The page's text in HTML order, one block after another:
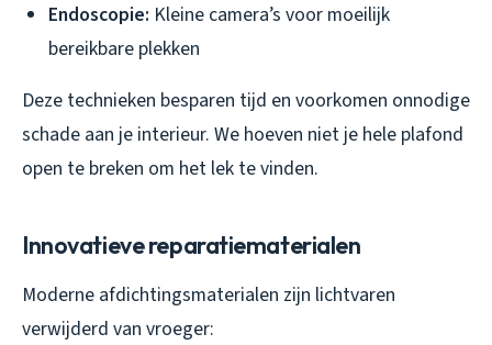
Endoscopie: Kleine camera’s voor moeilijk
bereikbare plekken
Deze technieken besparen tijd en voorkomen onnodige
schade aan je interieur. We hoeven niet je hele plafond
open te breken om het lek te vinden.
Innovatieve reparatiematerialen
Moderne afdichtingsmaterialen zijn lichtvaren
verwijderd van vroeger: